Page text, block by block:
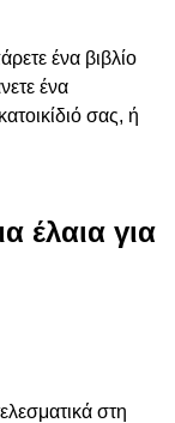
ένα βιβλίο
ένα
σας, ή
έλαια για
στη